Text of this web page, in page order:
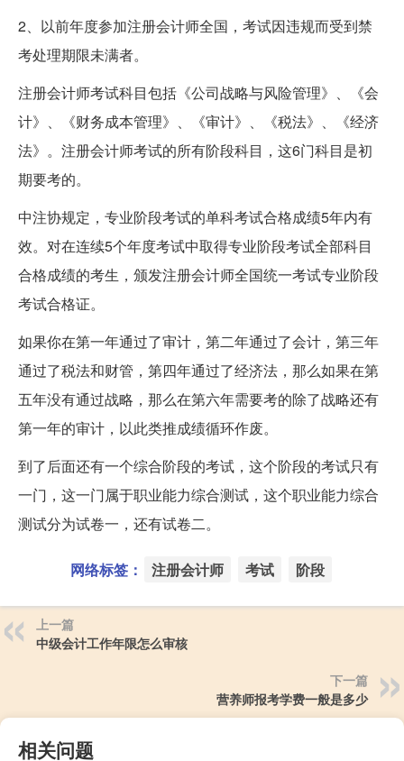
2、以前年度参加注册会计师全国，考试因违规而受到禁
考处理期限未满者。
注册会计师考试科目包括《公司战略与风险管理》、《会
计》、《财务成本管理》、《审计》、《税法》、《经济
法》。注册会计师考试的所有阶段科目，这6门科目是初
期要考的。
中注协规定，专业阶段考试的单科考试合格成绩5年内有
效。对在连续5个年度考试中取得专业阶段考试全部科目
合格成绩的考生，颁发注册会计师全国统一考试专业阶段
考试合格证。
如果你在第一年通过了审计，第二年通过了会计，第三年
通过了税法和财管，第四年通过了经济法，那么如果在第
五年没有通过战略，那么在第六年需要考的除了战略还有
第一年的审计，以此类推成绩循环作废。
到了后面还有一个综合阶段的考试，这个阶段的考试只有
一门，这一门属于职业能力综合测试，这个职业能力综合
测试分为试卷一，还有试卷二。
网络标签： 注册会计师 考试 阶段
上一篇
中级会计工作年限怎么审核
下一篇
营养师报考学费一般是多少
相关问题